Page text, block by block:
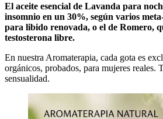
El aceite esencial de Lavanda para
insomnio en un 30%, según varios
para libido renovada, o el de Romero,
testosterona libre.
En nuestra Aromaterapia, cada gota es
orgánicos, probados, para mujeres reales.
sensualidad.